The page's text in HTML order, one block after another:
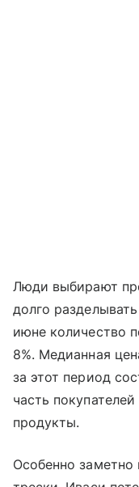
Люди выбирают
долго
июне количество
8%. Медианная
за этот период
часть
продукты.
Особенно